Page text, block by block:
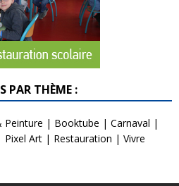
PAR THÈME :
Peinture | Booktube | Carnaval |
Pixel Art | Restauration | Vivre